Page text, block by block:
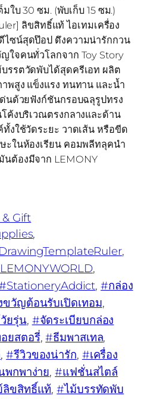
ใบ 30 ซม. (พับเก็บ 15 ซม.)
ลิขสิทธิ์แท้ ไอเทมเครื่อง
ไซน์สุดป๊อป ดึงความน่ารักกวน
ใจคนทั่วโลกจาก Toy Story
รรตวัดพับได้สุดครีเอท ผลิต
พสูง แข็งแรง ทนทาน และน้ำ
นด้วยฟังก์ชันกรอบฉลุรูปทรง
ค้งบริเวณตรงกลางและด้าน
งใช้วัดระยะ วาดเส้น หรือขีด
ะในห้องเรียน คอมพลีทลุคนำ
ต้องมีจาก LEMONY
Gift
, #กล่อง
วัญต้อนรับเปิดเทอม
ยรุ่น, #จัดระเบียบกล่อง
ยสตอรี่, #ธีมพาสเทล
, #รีวิวของน่ารัก, #เครื่อง
พกพาง่าย, #แฟชั่นสไตล์
ขสิทธิ์แท้, #ไม้บรรทัดพับ